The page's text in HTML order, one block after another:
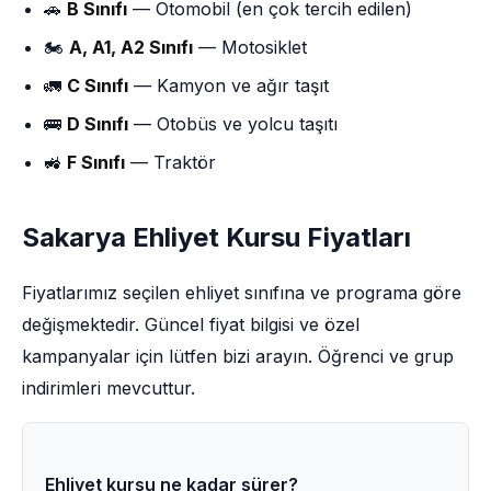
🚗 B Sınıfı — Otomobil (en çok tercih edilen)
🏍️ A, A1, A2 Sınıfı — Motosiklet
🚛 C Sınıfı — Kamyon ve ağır taşıt
🚌 D Sınıfı — Otobüs ve yolcu taşıtı
🚜 F Sınıfı — Traktör
Sakarya Ehliyet Kursu Fiyatları
Fiyatlarımız seçilen ehliyet sınıfına ve programa göre
değişmektedir. Güncel fiyat bilgisi ve özel
kampanyalar için lütfen bizi arayın. Öğrenci ve grup
indirimleri mevcuttur.
Ehliyet kursu ne kadar sürer?